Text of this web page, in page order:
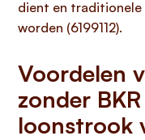
dient en
worden (6199112).
Voordelen
zonder
loonstrook